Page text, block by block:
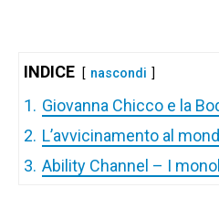
INDICE nascondi
1. Giovanna Chicco e la
2. L’avvicinamento al
3. Ability Channel – I